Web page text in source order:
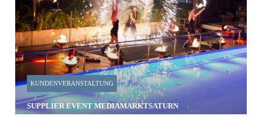
KUNDENVERANSTALTUNG
SUPPLIER EVENT MEDIAMARKTSATURN